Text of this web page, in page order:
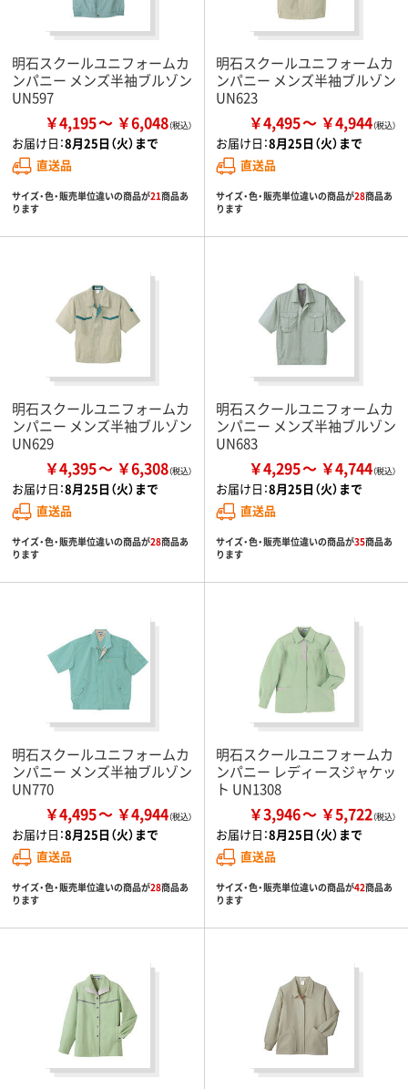
明石スクールユニフォームカ
ンパニー メンズ半袖ブルゾン
UN597
￥4,195 ￥6,048
お届け日：8月25日（火）まで
直送品
サイズ・色・販売単位違いの商品が21商品あ
ります
明石スクールユニフォームカ
ンパニー メンズ半袖ブルゾン
UN623
￥4,495 ￥4,944
お届け日：8月25日（火）まで
直送品
サイズ・色・販売単位違いの商品が28商品あ
ります
明石スクールユニフォームカ
ンパニー メンズ半袖ブルゾン
UN629
￥4,395 ￥6,308
お届け日：8月25日（火）まで
直送品
サイズ・色・販売単位違いの商品が28商品あ
ります
明石スクールユニフォームカ
ンパニー メンズ半袖ブルゾン
UN683
￥4,295 ￥4,744
お届け日：8月25日（火）まで
直送品
サイズ・色・販売単位違いの商品が35商品あ
ります
明石スクールユニフォームカ
ンパニー メンズ半袖ブルゾン
UN770
￥4,495 ￥4,944
お届け日：8月25日（火）まで
直送品
サイズ・色・販売単位違いの商品が28商品あ
ります
明石スクールユニフォームカ
ンパニー レディースジャケッ
ト UN1308
￥3,946 ￥5,722
お届け日：8月25日（火）まで
直送品
サイズ・色・販売単位違いの商品が42商品あ
ります